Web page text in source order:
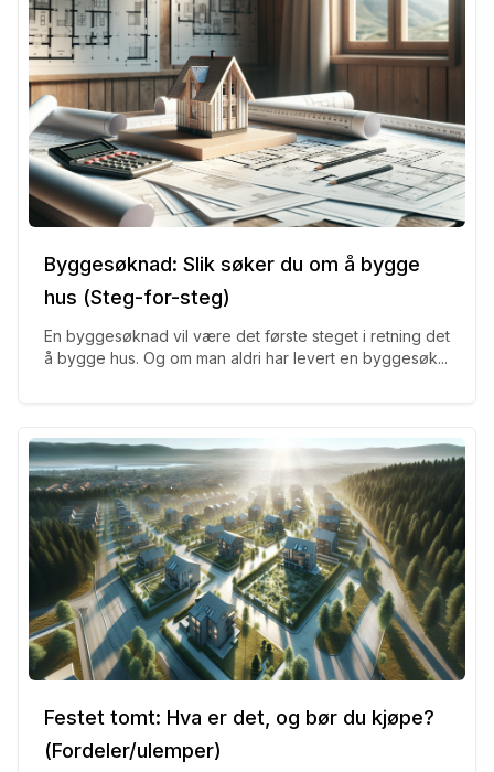
Byggesøknad: Slik søker du om å bygge
hus (Steg-for-steg)
En byggesøknad vil være det første steget i retning det
å bygge hus. Og om man aldri har levert en byggesøk...
Festet tomt: Hva er det, og bør du kjøpe?
(Fordeler/ulemper)